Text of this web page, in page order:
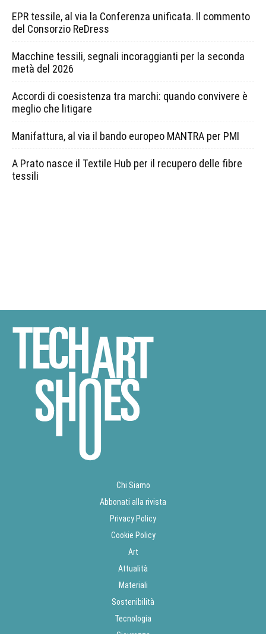
EPR tessile, al via la Conferenza unificata. Il commento
del Consorzio ReDress
Macchine tessili, segnali incoraggianti per la seconda
metà del 2026
Accordi di coesistenza tra marchi: quando convivere è
meglio che litigare
Manifattura, al via il bando europeo MANTRA per PMI
A Prato nasce il Textile Hub per il recupero delle fibre
tessili
Chi Siamo
Abbonati alla rivista
Privacy Policy
Cookie Policy
Art
Attualità
Materiali
Sostenibilità
Tecnologia